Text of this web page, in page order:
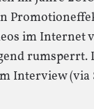
im Internet
rumsperrt.
Interview (via